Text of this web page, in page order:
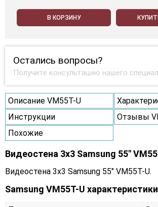
В КОРЗИНУ
Остались вопросы?
Получите консультацию нашего
Описание VM55T-U
Инструкции
Отзывы
Похожие
Видеостена 3x3 Samsung 55"
Видеостена 3x3 Samsung 55" VM55T-U.
Samsung VM55T-U